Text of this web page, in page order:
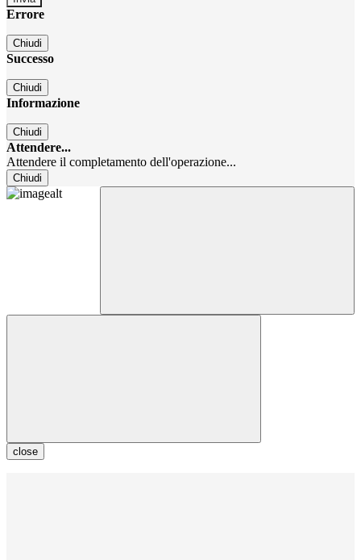
Errore
Chiudi
Successo
Chiudi
Informazione
Chiudi
Attendere...
Attendere il completamento dell'operazione...
Chiudi
close